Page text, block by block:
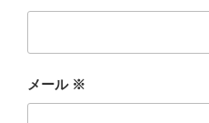
メール ※